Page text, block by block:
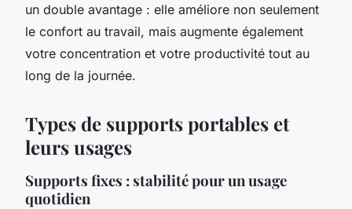
un double avantage : elle améliore non seulement
le confort au travail, mais augmente également
votre concentration et votre productivité tout au
long de la journée.
Types de supports portables et
leurs usages
Supports fixes : stabilité pour un usage
quotidien